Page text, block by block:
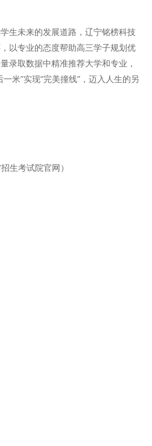
生未来的发展道路，辽宁铭榜科技
以专业的态度帮助高三学子规划优
录取数据中精准推荐大学和专业，
米”实现“完美撞线”，迈入人生的另
生考试院官网）